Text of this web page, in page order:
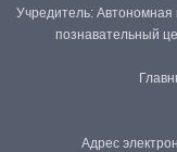
Учредитель:
познавательный
Адрес